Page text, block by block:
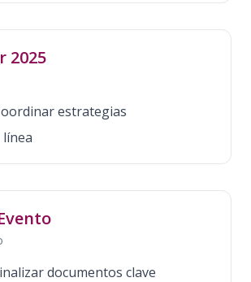
2025
estrategias
línea
documentos clave